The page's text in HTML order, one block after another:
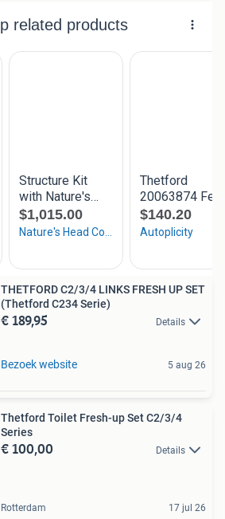
THETFORD C2/3/4 LINKS FRESH UP SET
(Thetford C234 Serie)
€ 189,95 Details
Bezoek website 5 aug 26
Thetford Toilet Fresh-up Set C2/3/4
Series
€ 100,00 Details
Rotterdam 17 jul 26